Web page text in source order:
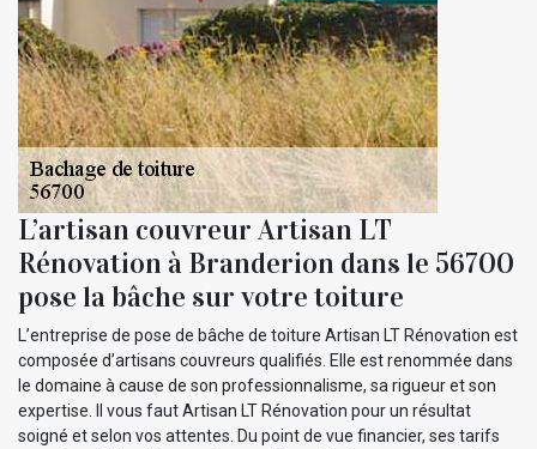
L’artisan couvreur Artisan LT
Rénovation à Branderion dans le 56700
pose la bâche sur votre toiture
L’entreprise de pose de bâche de toiture Artisan LT Rénovation est
composée d’artisans couvreurs qualifiés. Elle est renommée dans
le domaine à cause de son professionnalisme, sa rigueur et son
expertise. Il vous faut Artisan LT Rénovation pour un résultat
soigné et selon vos attentes. Du point de vue financier, ses tarifs